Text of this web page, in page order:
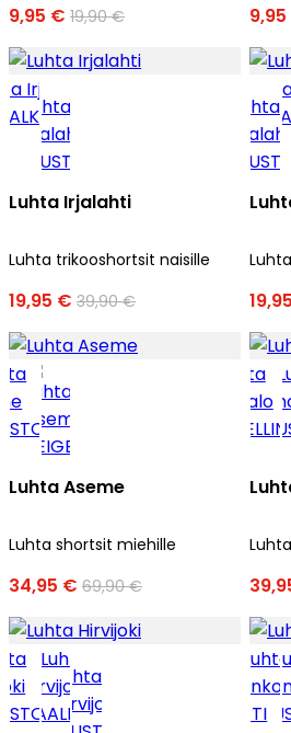
9,95 € 19,90 €
Luhta Irjalahti
Luhta trikooshortsit naisille
19,95 € 39,90 €
Luhta Aseme
Luhta shortsit miehille
34,95 € 69,90 €